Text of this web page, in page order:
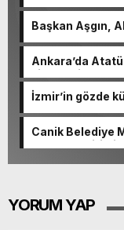
Başkan Aşgın,
Ankara’da
ziyaretçi akını
İzmir’in gözde
Canik Belediye
gerçekleştirildi
YORUM YAP